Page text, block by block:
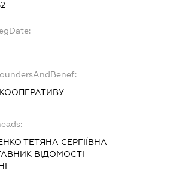
ТЕТЯНА СЕРГІЇВНА -
ВІДОМОСТІ